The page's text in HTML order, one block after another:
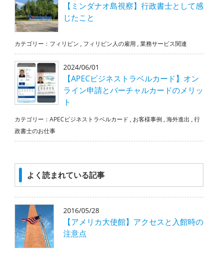
【ミンダナオ島視察】行政書士として感
じたこと
カテゴリー： フィリピン , フィリピン人の雇用 , 業務サービス関連
2024/06/01
【APECビジネストラベルカード】オン
ライン申請とバーチャルカードのメリッ
ト
カテゴリー： APECビジネストラベルカード , お客様事例 , 海外進出 , 行
政書士のお仕事
よく読まれている記事
2016/05/28
【アメリカ大使館】アクセスと入館時の
注意点